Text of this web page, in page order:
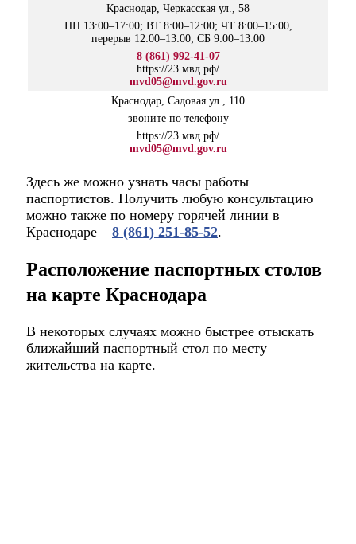
Краснодар, Черкасская ул., 58
ПН 13:00–17:00; ВТ 8:00–12:00; ЧТ 8:00–15:00,
перерыв 12:00–13:00; СБ 9:00–13:00
8 (861) 992-41-07
https://23.мвд.рф/
mvd05@mvd.gov.ru
Краснодар, Садовая ул., 110
звоните по телефону
https://23.мвд.рф/
mvd05@mvd.gov.ru
Здесь же можно узнать часы работы
паспортистов. Получить любую консультацию
можно также по номеру горячей линии в
Краснодаре – 8 (861) 251-85-52.
Расположение паспортных столов
на карте Краснодара
В некоторых случаях можно быстрее отыскать
ближайший паспортный стол по месту
жительства на карте.